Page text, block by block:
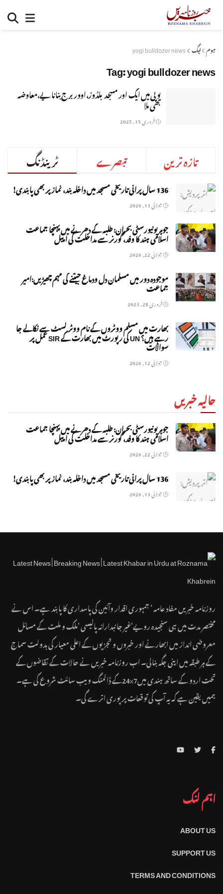
ہوم ٹیگ yogi bulldozer news
Tag:yogi bulldozer news
یوپی میں ایک اور مسجد بلڈوز،اوور برج بنانا یے،معاوضہ
بھی ملا
فروری 15, 2025
ٹرینڈنگ تبصرے تازہ ترین
136 سال پرانی تاریخی مسجد میں داخلہ بند، نماز پر بھی پابندی!
جولائی 13, 2026
جوہر یونیورسٹی بحران: طلبہ کے دھرنے میں پہنچا جماعت
اسلامی ہند کا وفد، گورنر سے مداخلت کی اپیل
جولائی 22, 2026
موجودہ دور میں مسلمان دل ودماغ جیتنے کی مہم چھیڑیں:امیر
جماعت
فروری 28, 2023
بھارت میں مسلم ووٹروں کے نام ووٹر لسٹ سے نکالے جا
رہے ہیں؟ UN کی رپورٹ میں بھارت کے SIR عمل پر
سوالات
جولائی 12, 2026
حالیہ خبریں
جوہر یونیورسٹی بحران: طلبہ کے دھرنے میں پہنچا جماعت
اسلامی ہند کا وفد، گورنر سے مداخلت کی اپیل
جولائی 22, 2026
136 سال پرانی تاریخی مسجد میں داخلہ بند، نماز پر بھی پابندی!
جولائی 13, 2026
روزنامہ خبریں مفاد عامہ ‘ جمہوری اقدار وآئین کی پاسداری کا پابند ہے۔ اس نے
مختصر مدت میں ہی سنجیدہ رویے‘غیر جانبدارانہ پالیسی ‘ملک و ملت کے مسائل
معروضی انداز میں ابھارنے اور خبروں و تجزیوں کے اعلی معیار کی بدولت سماج
کے ہر طبقہ میں اپنی جگہ بنالی۔ اب روزنامہ خبریں نے حالات کے تقاضوں کے
تحت اردو کے ساتھ ہندی میں24x7کے ڈائمنگ ویب سائٹ شروع کی ہے۔
ہمیں یقین ہے کہ یہ آپ کی توقعات پر پوری اترے گی۔
اہم لنک
ABOUT US
SUPPORT US
TERMS AND CONDITIONS